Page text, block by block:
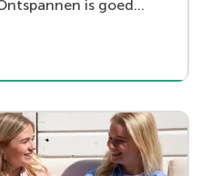
is goed